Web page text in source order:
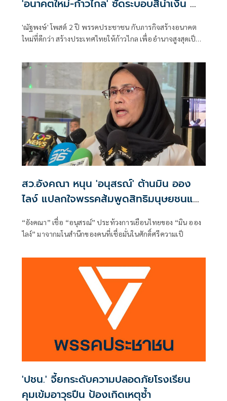
'อนาคตใหม่-ก้าวไกล' ซัดระบอบสีน้ำเงิน ทำ
'ณัฐพงษ์' โพสต์ 2 ปี พรรคประชาชน กับภารกิจสร้างอนาคต
ใหม่ที่ดีกว่า สร้างประเทศไทยให้ก้าวไกล เพื่ออำนาจสูงสุดเป็น
สว.อังคณา หนุน 'อนุสรณ์' ต้านมิน ออง
ไลง์ แปลกใจพรรคส้มพูดสิทธิมนุษยชนแต่
กลับเงียบ
“อังคณา” เชื่อ “อนุสรณ์” ประท้วงการเยือนไทยของ “มิน ออง
ไลง์” มาจากมโนสำนึกของคนที่เชื่อมั่นในศักดิ์ศรีความเป็
'ปชน.' จี้ยกระดับความปลอดภัยโรงเรียน
คุมเข้มอาวุธปืน ป้องเกิดเหตุซ้ำ